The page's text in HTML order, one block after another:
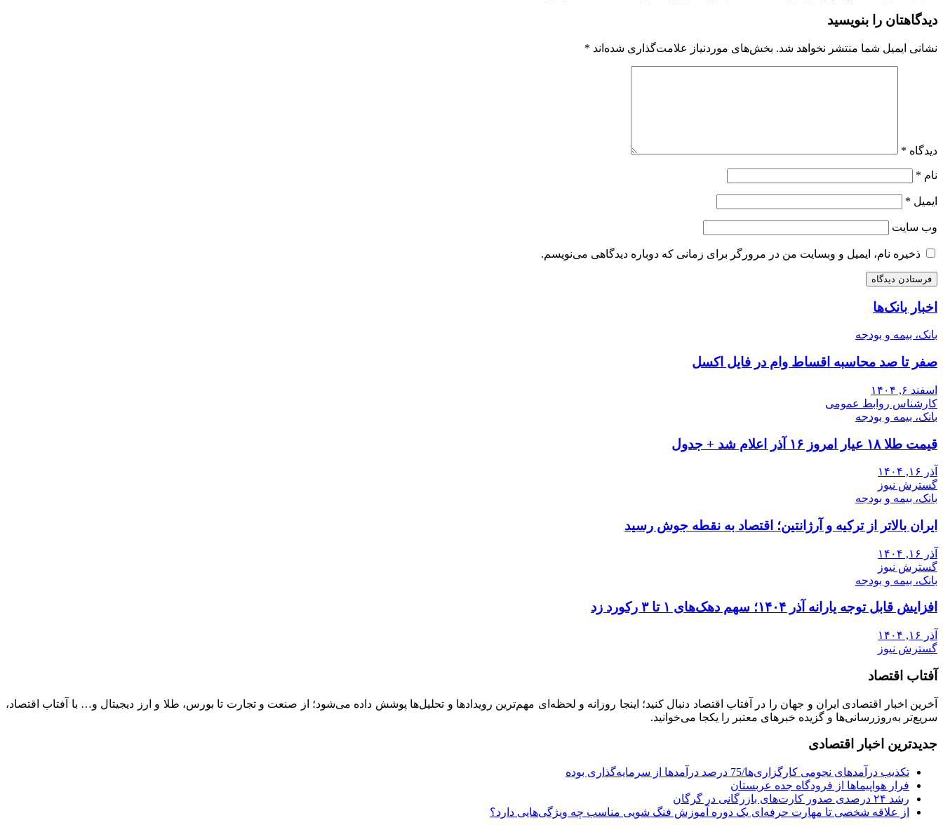
دیدگاهتان را بنویسید
نشانی ایمیل شما منتشر نخواهد شد. بخش‌های موردنیاز علامت‌گذاری شده‌اند *
دیدگاه *
نام *
ایمیل *
وب‌ سایت
ذخیره نام، ایمیل و وبسایت من در مرورگر برای زمانی که دوباره دیدگاهی می‌نویسم.
اخبار بانک‌ها
بانک، بیمه و بودجه
صفر تا صد محاسبه اقساط وام در فایل اکسل
اسفند ۶, ۱۴۰۴
کارشناس روابط عمومی
بانک، بیمه و بودجه
قیمت طلا ۱۸ عیار امروز ۱۶ آذر اعلام شد + جدول
آذر ۱۶, ۱۴۰۴
گسترش نیوز
بانک، بیمه و بودجه
ایران بالاتر از ترکیه و آرژانتین؛ اقتصاد به نقطه جوش رسید
آذر ۱۶, ۱۴۰۴
گسترش نیوز
بانک، بیمه و بودجه
افزایش قابل توجه یارانه آذر ۱۴۰۴؛ سهم دهک‌های ۱ تا ۳ رکورد زد
آذر ۱۶, ۱۴۰۴
گسترش نیوز
آفتاب اقتصاد
آخرین اخبار اقتصادی ایران و جهان را در آفتاب اقتصاد دنبال کنید؛ اینجا روزانه و لحظه‌ای مهم‌ترین رویدادها و تحلیل‌ها پوشش داده می‌شود؛ از صنعت و تجارت تا بورس، طلا و ارز دیجیتال و… با آفتاب اقتصاد،
سریع‌تر به‌روزرسانی‌ها و گزیده خبرهای معتبر را یکجا می‌خوانید.
جدیدترین اخبار اقتصادی
تکذیب درآمدهای نجومی کارگزاری‌ها/75 درصد درآمدها از سرمایه‌گذاری بوده
فرار هواپیماها از فرودگاه جده عربستان
رشد ۲۴ درصدی صدور کارت‌های بازرگانی در گرگان
از علاقه شخصی تا مهارت حرفه‌ای یک دوره آموزش فنگ شویی مناسب چه ویژگی‌هایی دارد؟